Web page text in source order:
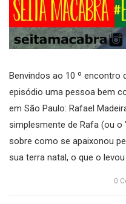
Benvindos ao 10 º encontro
episódio uma pessoa bem
em São Paulo: Rafael
simplesmente de Rafa (ou o
sobre como se apaixonou
sua terra natal, o que o
0